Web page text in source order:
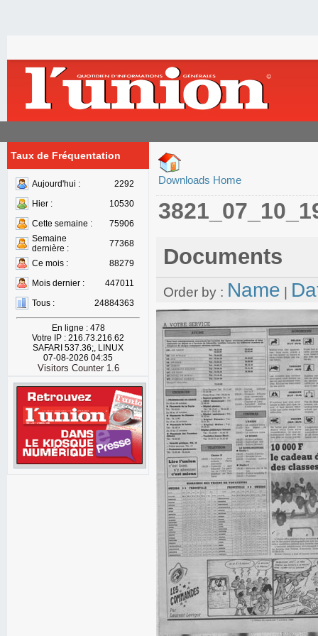
Taux de Fréquentation
Aujourd'hui :
2292
Hier :
10530
Cette semaine :
75906
Semaine
dernière :
77368
Ce mois :
88279
Mois dernier :
447011
Tous :
24884363
En ligne : 478
Votre IP : 216.73.216.62
SAFARI 537.36;, LINUX
07-08-2026 04:35
Visitors Counter 1.6
Downloads Home
Documents
Order by : Name